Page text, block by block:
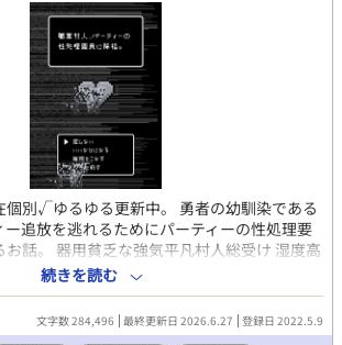
個別√ゆるゆる更新中。 勇者の幼馴染である
追放を逃れるためにパーティーの性処理要
お話。 器用貧乏な強気平凡村人総受け 湿度高
攻め 軽薄いい加減年上遊び人盗賊攻め 陰湿性
上魔道士攻め 真面目誠実強面新入り騎士攻
公開レイプ、NTR、乱交含む ※シリアスエ
許せる方向け
続きを読む
文字数 284,496 最終更新日 2026.6.27 登録日 2022.5.9